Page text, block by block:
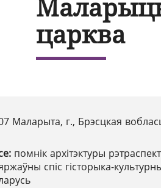
царква
Маларыта, г., Брэсцкая
помнік архітэктуры
спіс гісторыка-